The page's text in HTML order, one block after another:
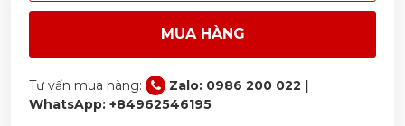
MUA HÀNG
Tư vấn mua hàng:
Zalo: 0986 200 022 |
WhatsApp: +84962546195